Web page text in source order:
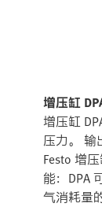
增压缸
增压缸
压力。 输
Festo 增
能：DPA
气消耗量